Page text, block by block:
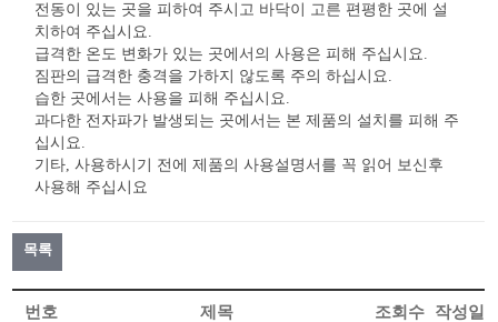
전동이 있는 곳을 피하여 주시고 바닥이 고른 편평한 곳에 설
치하여 주십시요.
급격한 온도 변화가 있는 곳에서의 사용은 피해 주십시요.
짐판의 급격한 충격을 가하지 않도록 주의 하십시요.
습한 곳에서는 사용을 피해 주십시요.
과다한 전자파가 발생되는 곳에서는 본 제품의 설치를 피해 주
십시요.
기타, 사용하시기 전에 제품의 사용설명서를 꼭 읽어 보신후
사용해 주십시요
목록
번호 제목 조회수 작성일